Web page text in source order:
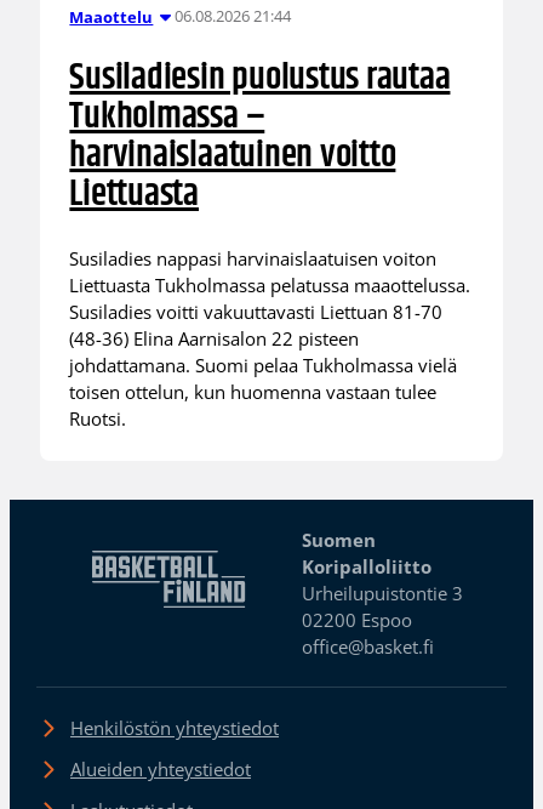
Maaottelu 06.08.2026 21:44
Susiladiesin puolustus rautaa
Tukholmassa –
harvinaislaatuinen voitto
Liettuasta
Susiladies nappasi harvinaislaatuisen voiton
Liettuasta Tukholmassa pelatussa maaottelussa.
Susiladies voitti vakuuttavasti Liettuan 81-70
(48-36) Elina Aarnisalon 22 pisteen
johdattamana. Suomi pelaa Tukholmassa vielä
toisen ottelun, kun huomenna vastaan tulee
Ruotsi.
Suomen
Koripalloliitto
Urheilupuistontie 3
02200 Espoo
office@basket.fi
Henkilöstön yhteystiedot
Alueiden yhteystiedot